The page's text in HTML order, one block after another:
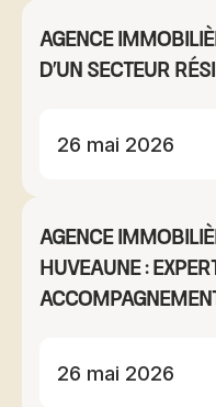
Agence
d'un secteur
26 mai 2026
Agence
Huveaune :
26 mai 2026